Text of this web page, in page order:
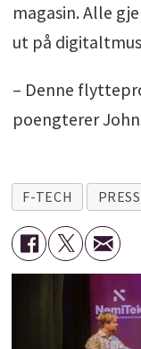
magasin. Alle
ut på
– Denne
poengterer
F-TECH